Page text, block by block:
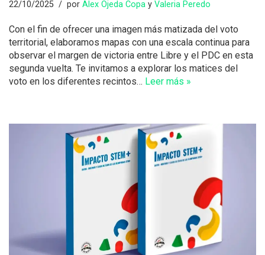
22/10/2025 por Alex Ojeda Copa y Valeria Peredo
Con el fin de ofrecer una imagen más matizada del voto
territorial, elaboramos mapas con una escala continua para
observar el margen de victoria entre Libre y el PDC en esta
segunda vuelta. Te invitamos a explorar los matices del
voto en los diferentes recintos… Leer más »